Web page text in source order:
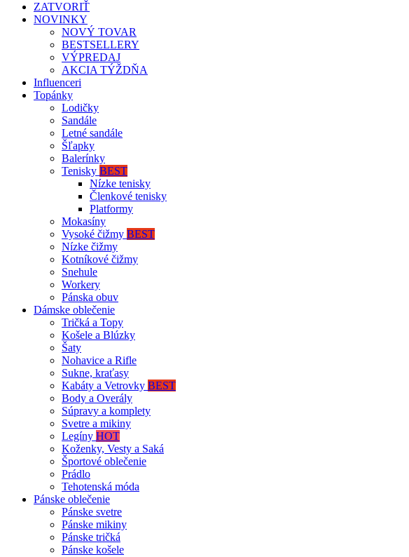
ZATVORIŤ
NOVINKY
NOVÝ TOVAR
BESTSELLERY
VÝPREDAJ
AKCIA TÝŽDŇA
Influenceri
Topánky
Lodičky
Sandále
Letné sandále
Šľapky
Balerínky
Tenisky BEST
Nízke tenisky
Členkové tenisky
Platformy
Mokasíny
Vysoké čižmy BEST
Nízke čižmy
Kotníkové čižmy
Snehule
Workery
Pánska obuv
Dámske oblečenie
Tričká a Topy
Košele a Blúzky
Šaty
Nohavice a Rifle
Sukne, kraťasy
Kabáty a Vetrovky BEST
Body a Overály
Súpravy a komplety
Svetre a mikiny
Legíny HOT
Koženky, Vesty a Saká
Športové oblečenie
Prádlo
Tehotenská móda
Pánske oblečenie
Pánske svetre
Pánske mikiny
Pánske tričká
Pánske košele